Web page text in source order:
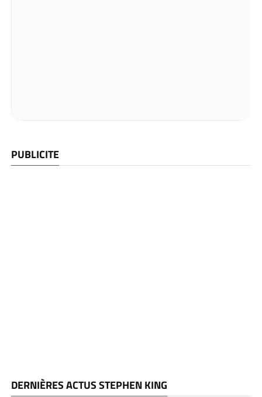
PUBLICITE
DERNIÈRES ACTUS STEPHEN KING